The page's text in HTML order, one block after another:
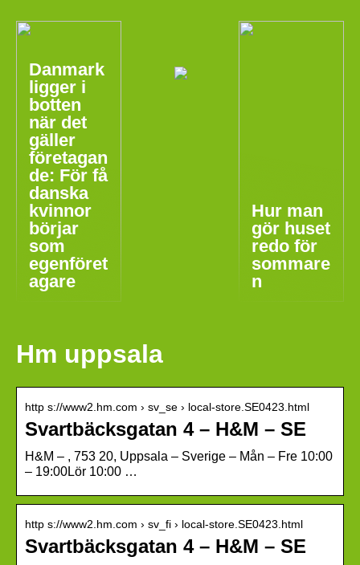
Danmark
ligger i
botten
när det
gäller
företagan
de: För få
danska
kvinnor
börjar
som
egenföret
agare
Hur man
gör huset
redo för
sommare
n
Hm uppsala
http s://www2.hm.com › sv_se › local-store.SE0423.html
Svartbäcksgatan 4 – H&M – SE
H&M – , 753 20, Uppsala – Sverige – Mån – Fre 10:00
– 19:00Lör 10:00 …
http s://www2.hm.com › sv_fi › local-store.SE0423.html
Svartbäcksgatan 4 – H&M – SE